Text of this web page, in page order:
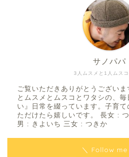
3人ムスメと1人ムス
サノパパ
ご覧いただきありがとうござい
とムスメとムスコとワタシの、
い』日常を綴っています。子育
ただけたら嬉しいです。 長女 :
男 : きよいち 三女 : つきか
＼ Follow me